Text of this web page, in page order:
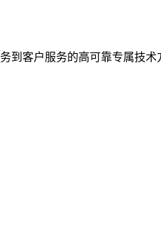
到客户服务的高可靠专属技